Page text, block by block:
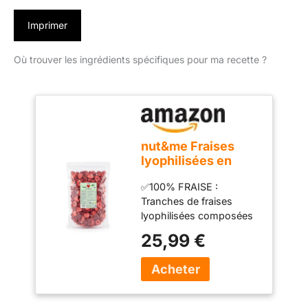
Imprimer
Où trouver les ingrédients spécifiques pour ma recette ?
nut&me Fraises
lyophilisées en
✅100% FRAISE :
Tranches de fraises
lyophilisées composées
sans ingrédients ajoutés.
Goût intense et texture
croquante. ✅ SANS
25,99 €